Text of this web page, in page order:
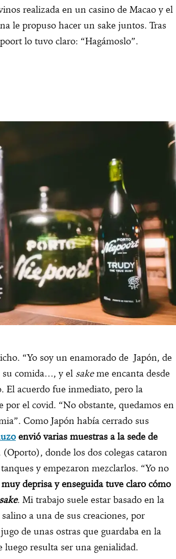
realizada en un casino de Macao y el
le propuso hacer un sake juntos. Tras
lo tuvo claro: “Hagámoslo”.
“Yo soy un enamorado de Japón, de
su comida…, y el sakeme encanta desde
El acuerdo fue inmediato, pero la
por el covid. “No obstante, quedamos en
Como Japón había cerrado sus
envió varias muestras a la sede de
donde los dos colegas cataron
y empezaron mezclarlos. “Yo no
muy deprisa y enseguida tuve claro cómo
sake. Mi trabajo suele estar basado en la
a una de sus creaciones, por
de unas ostras que guardaba en la
resulta ser una genialidad.